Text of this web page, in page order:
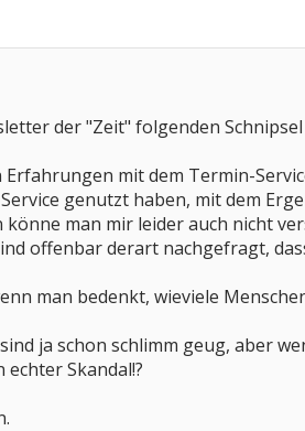
der "Zeit" folgenden
mit dem Termin-
genutzt haben, mit dem
man mir leider auch nicht
offenbar derart nachgefragt,
man bedenkt, wieviele
ja schon schlimm geug, aber
Skandal!?